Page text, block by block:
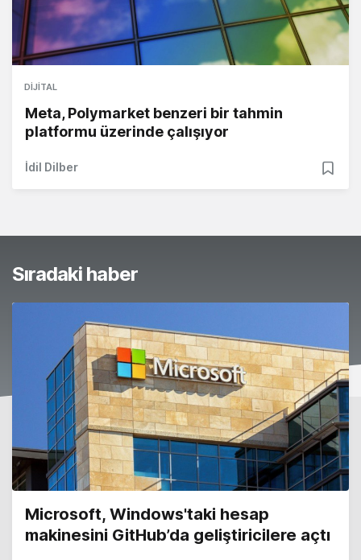
DIJITAL
Meta, Polymarket benzeri bir tahmin
platformu üzerinde çalışıyor
İdil Dilber
Sıradaki haber
Microsoft, Windows'taki hesap
makinesini GitHub’da geliştiricilere açtı